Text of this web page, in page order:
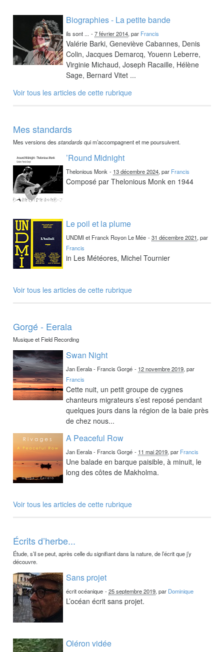
Biographies - La petite bande
ils sont ... -7 février 2014, par Francis
Valérie Barki, Geneviève Cabannes, Denis
Colin, Jacques Demarcq, Youenn Leberre,
Virginie Michaud, Joseph Racaille, Hélène
Sage, Bernard Vitet ...
Voir tous les articles de cette rubrique
Mes standards
Mes versions desstandardsqui m’accompagnent et me poursuivent.
’Round Midnight
Thelonious Monk - 13 décembre 2024, par Francis
Composé par Thelonious Monk en 1944
Le poil et la plume
UNDMI et Franck Royon Le Mée -31 décembre 2021, par
Francis
in Les Météores, Michel Tournier
Voir tous les articles de cette rubrique
Gorgé - Eerala
Musique et Field Recording
Swan Night
Jan Eerala - Francis Gorgé - 12 novembre 2019, par
Francis
Cette nuit, un petit groupe de cygnes
chanteurs migrateurs s’est reposé pendant
quelques jours dans la région de la baie près
de chez nous...
A Peaceful Row
Jan Eerala - Francis Gorgé - 11 mai 2019, par Francis
Une balade en barque paisible, à minuit, le
long des côtes de Makholma.
Voir tous les articles de cette rubrique
Écrits d’herbe...
Étude, s’il se peut, après celle du signifiant dans la nature, de l’écrit que j’y
découvre.
Sans projet
écrit océanique -25 septembre 2019, par Dominique
L’océan écrit sans projet.
Oléron vidée